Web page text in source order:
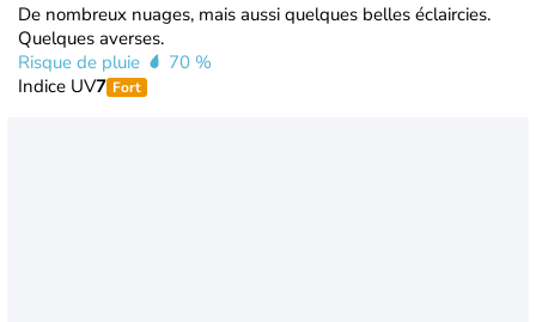
De nombreux nuages, mais aussi quelques belles éclaircies.
Quelques averses.
Risque de pluie
70 %
Indice UV7 Fort